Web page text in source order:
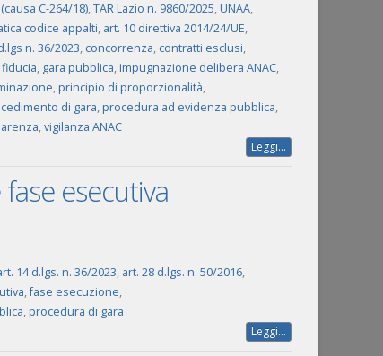
C-264/18),TAR Lazio n. 9860/2025,UNAA,
codice appalti, art. 10 direttiva 2014/24/UE,
n. 36/2023, concorrenza, contratti esclusi,
fiducia, gara pubblica,impugnazione delibera ANAC,
,principio di proporzionalità,
di gara,procedura ad evidenza pubblica,
,vigilanza ANAC
Leggi...
esecutiva
14 d.lgs. n. 36/2023, art. 28 d.lgs. n. 50/2016,
,fase esecuzione,
,procedura di gara
Leggi...